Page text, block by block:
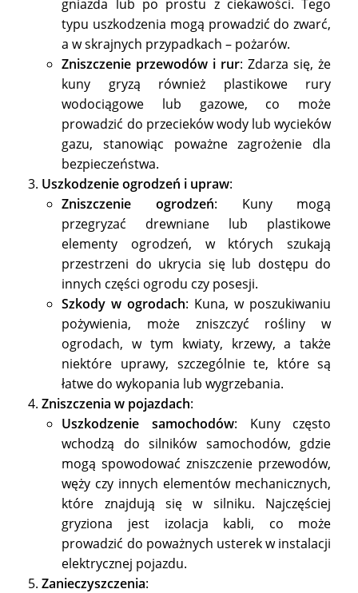
gniazda lub po prostu z ciekawości. Tego
typu uszkodzenia mogą prowadzić do zwarć,
a w skrajnych przypadkach – pożarów.
Zniszczenie przewodów i rur: Zdarza się, że
kuny gryzą również plastikowe rury
wodociągowe lub gazowe, co może
prowadzić do przecieków wody lub wycieków
gazu, stanowiąc poważne zagrożenie dla
bezpieczeństwa.
Uszkodzenie ogrodzeń i upraw:
Zniszczenie ogrodzeń: Kuny mogą
przegryzać drewniane lub plastikowe
elementy ogrodzeń, w których szukają
przestrzeni do ukrycia się lub dostępu do
innych części ogrodu czy posesji.
Szkody w ogrodach: Kuna, w poszukiwaniu
pożywienia, może zniszczyć rośliny w
ogrodach, w tym kwiaty, krzewy, a także
niektóre uprawy, szczególnie te, które są
łatwe do wykopania lub wygrzebania.
Zniszczenia w pojazdach:
Uszkodzenie samochodów: Kuny często
wchodzą do silników samochodów, gdzie
mogą spowodować zniszczenie przewodów,
węży czy innych elementów mechanicznych,
które znajdują się w silniku. Najczęściej
gryziona jest izolacja kabli, co może
prowadzić do poważnych usterek w instalacji
elektrycznej pojazdu.
Zanieczyszczenia: